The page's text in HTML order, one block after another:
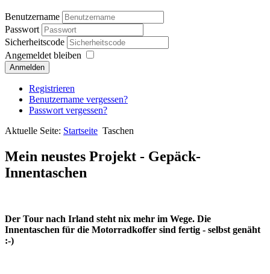
Benutzername
Passwort
Sicherheitscode
Angemeldet bleiben
Anmelden
Registrieren
Benutzername vergessen?
Passwort vergessen?
Aktuelle Seite: Startseite Taschen
Mein neustes Projekt - Gepäck-
Innentaschen
Der Tour nach Irland steht nix mehr im Wege. Die
Innentaschen für die Motorradkoffer sind fertig - selbst genäht
:-)